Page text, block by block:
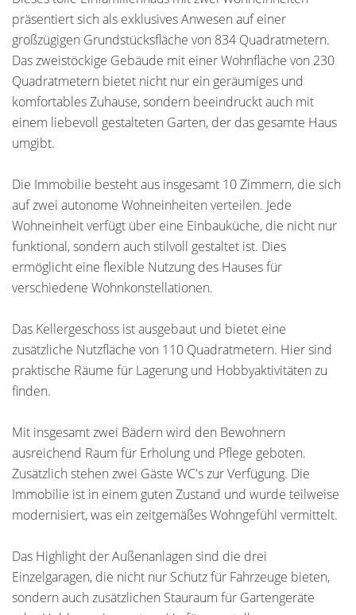
präsentiert sich als exklusives Anwesen auf einer
großzügigen Grundstücksfläche von 834 Quadratmetern.
Das zweistöckige Gebäude mit einer Wohnfläche von 230
Quadratmetern bietet nicht nur ein geräumiges und
komfortables Zuhause, sondern beeindruckt auch mit
einem liebevoll gestalteten Garten, der das gesamte Haus
umgibt.
Die Immobilie besteht aus insgesamt 10 Zimmern, die sich
auf zwei autonome Wohneinheiten verteilen. Jede
Wohneinheit verfügt über eine Einbauküche, die nicht nur
funktional, sondern auch stilvoll gestaltet ist. Dies
ermöglicht eine flexible Nutzung des Hauses für
verschiedene Wohnkonstellationen.
Das Kellergeschoss ist ausgebaut und bietet eine
zusätzliche Nutzfläche von 110 Quadratmetern. Hier sind
praktische Räume für Lagerung und Hobbyaktivitäten zu
finden.
Mit insgesamt zwei Bädern wird den Bewohnern
ausreichend Raum für Erholung und Pflege geboten.
Zusätzlich stehen zwei Gäste WC's zur Verfügung. Die
Immobilie ist in einem guten Zustand und wurde teilweise
modernisiert, was ein zeitgemäßes Wohngefühl vermittelt.
Das Highlight der Außenanlagen sind die drei
Einzelgaragen, die nicht nur Schutz für Fahrzeuge bieten,
sondern auch zusätzlichen Stauraum für Gartengeräte